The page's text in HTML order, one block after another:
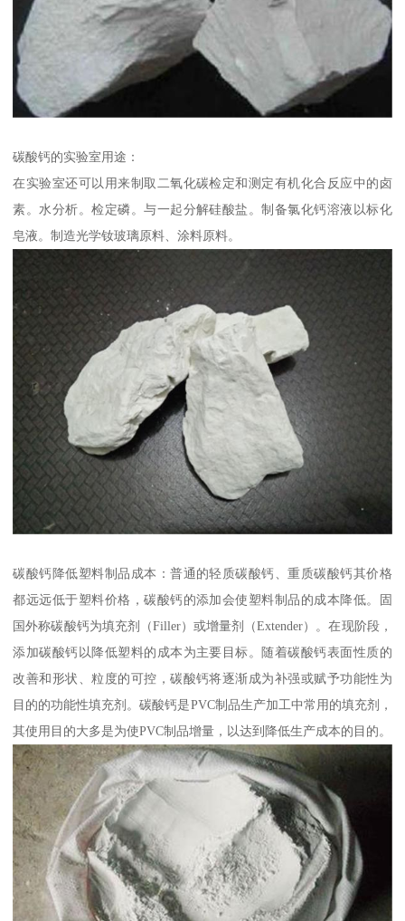
碳酸钙的实验室用途：
在实验室还可以用来制取二氧化碳检定和测定有机化合反应中的卤
素。水分析。检定磷。与一起分解硅酸盐。制备氯化钙溶液以标化
皂液。制造光学钕玻璃原料、涂料原料。
碳酸钙降低塑料制品成本：普通的轻质碳酸钙、重质碳酸钙其价格
都远远低于塑料价格，碳酸钙的添加会使塑料制品的成本降低。固
国外称碳酸钙为填充剂（Filler）或增量剂（Extender）。在现阶段，
添加碳酸钙以降低塑料的成本为主要目标。随着碳酸钙表面性质的
改善和形状、粒度的可控，碳酸钙将逐渐成为补强或赋予功能性为
目的的功能性填充剂。碳酸钙是PVC制品生产加工中常用的填充剂，
其使用目的大多是为使PVC制品增量，以达到降低生产成本的目的。